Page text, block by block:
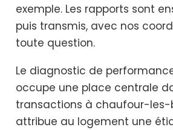
exemple. Les rapports sont
puis transmis, avec nos
toute question.
Le diagnostic de
occupe une place centrale
transactions à chaufour-les-
attribue au logement une